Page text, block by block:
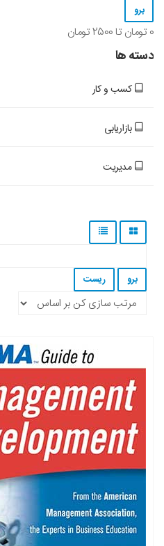
0 تومان تا 2500تومان
دسته ها
کسب و کار
بازاریابی
مدیریت